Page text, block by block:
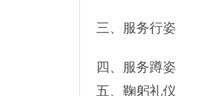
三、服务行姿
四、服务蹲姿
五、鞠躬礼仪